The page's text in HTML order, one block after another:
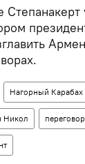
Степанакерт
Нагорный Карабах
Никол